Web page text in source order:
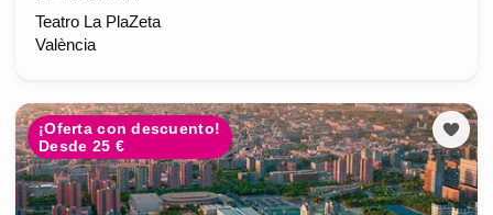
Teatro La PlaZeta
València
¡Oferta con descuento!
Desde 25 €